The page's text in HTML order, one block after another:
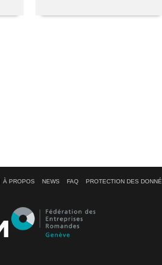
À PROPOS NEWS FAQ PROTECTION DES